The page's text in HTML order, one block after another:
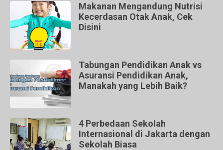
Makanan Mengandung Nutrisi
Kecerdasan Otak Anak, Cek
Disini
Tabungan Pendidikan Anak vs
Asuransi Pendidikan Anak,
Manakah yang Lebih Baik?
4 Perbedaan Sekolah
Internasional di Jakarta dengan
Sekolah Biasa